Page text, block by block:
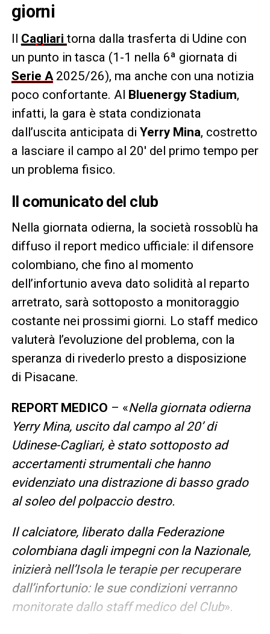
giorni
Il Cagliari torna dalla trasferta di Udine con
un punto in tasca (1-1 nella 6ª giornata di
Serie A2025/26), ma anche con una notizia
poco confortante. Al Bluenergy Stadium,
infatti, la gara è stata condizionata
dall’uscita anticipata di Yerry Mina, costretto
a lasciare il campo al 20′ del primo tempo per
un problema fisico.
Il comunicato del club
Nella giornata odierna, la società rossoblù ha
diffuso il report medico ufficiale: il difensore
colombiano, che fino al momento
dell’infortunio aveva dato solidità al reparto
arretrato, sarà sottoposto a monitoraggio
costante nei prossimi giorni. Lo staff medico
valuterà l’evoluzione del problema, con la
speranza di rivederlo presto a disposizione
di Pisacane.
REPORT MEDICO – «Nella giornata odierna
Yerry Mina, uscito dal campo al 20’ di
Udinese-Cagliari, è stato sottoposto ad
accertamenti strumentali che hanno
evidenziato una distrazione di basso grado
al soleo del polpaccio destro.
Il calciatore, liberato dalla Federazione
colombiana dagli impegni con la Nazionale,
inizierà nell’Isola le terapie per recuperare
dall’infortunio: le sue condizioni verranno
monitorate dallo staff medico del Club».